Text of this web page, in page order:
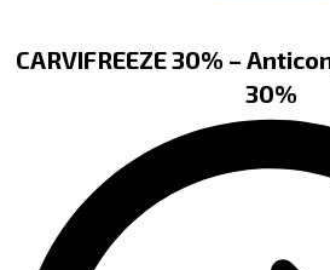
CARVIFREEZE 30% –
30%